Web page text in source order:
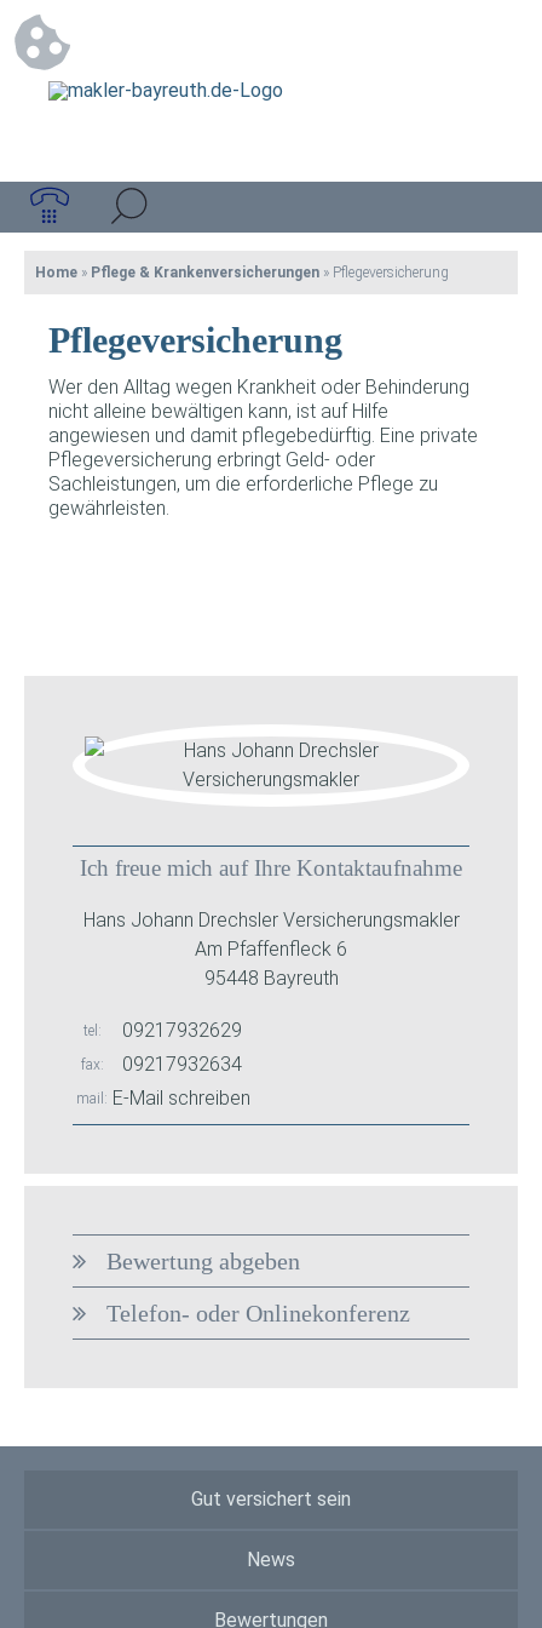
Home » Pflege & Krankenversicherungen » Pflegeversicherung
Pflegeversicherung
Wer den Alltag wegen Krankheit oder Behinderung
nicht alleine bewältigen kann, ist auf Hilfe
angewiesen und damit pflegebedürftig. Eine private
Pflegeversicherung erbringt Geld- oder
Sachleistungen, um die erforderliche Pflege zu
gewährleisten.
Ich freue mich auf Ihre Kontaktaufnahme
Hans Johann Drechsler Versicherungsmakler
Am Pfaffenfleck 6
95448 Bayreuth
tel 09217932629
fax 09217932634
mail E-Mail schreiben
Bewertung abgeben
Telefon- oder Onlinekonferenz
Gut versichert sein
News
Bewertungen